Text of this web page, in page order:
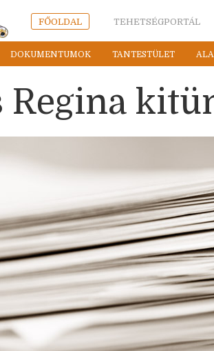
FŐOLDAL TEHETSÉGPORTÁL
DOKUMENTUMOK TANTESTÜLET
Regina